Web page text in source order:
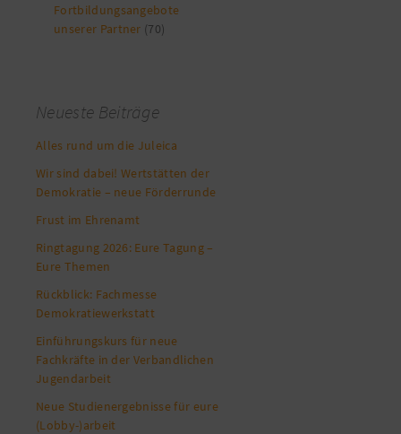
Fortbildungsangebote
unserer Partner (70)
Neueste Beiträge
Alles rund um die Juleica
Wir sind dabei! Wertstätten der
Demokratie – neue Förderrunde
Frust im Ehrenamt
Ringtagung 2026: Eure Tagung –
Eure Themen
Rückblick: Fachmesse
Demokratiewerkstatt
Einführungskurs für neue
Fachkräfte in der Verbandlichen
Jugendarbeit
Neue Studienergebnisse für eure
(Lobby-)arbeit